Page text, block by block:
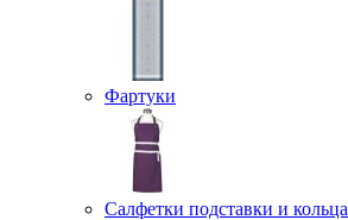
Фартуки
Салфетки подставки и кольца